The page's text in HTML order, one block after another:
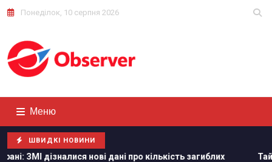
Понеділок, 10 серпня 2026
Меню
ШВИДКІ НОВИНИ
нові дані про кількість загиблих Тайвань показав